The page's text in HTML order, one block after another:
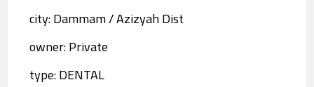
city: Dammam / Azizyah Dist
owner: Private
type: DENTAL